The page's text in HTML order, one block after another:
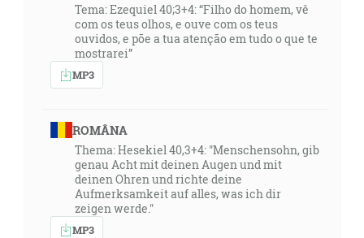
Tema: Ezequiel 40;3+4: “Filho do homem, vê
com os teus olhos, e ouve com os teus
ouvidos, e põe a tua atenção em tudo o que te
mostrarei”
MP3
ROMÂNA
Thema: Hesekiel 40,3+4: "Menschensohn, gib
genau Acht mit deinen Augen und mit
deinen Ohren und richte deine
Aufmerksamkeit auf alles, was ich dir
zeigen werde."
MP3